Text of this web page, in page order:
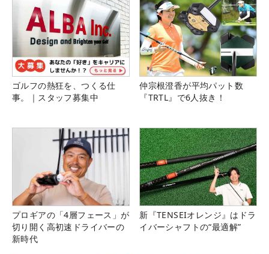
ゴルフの熱狂を、つくる仕
事。｜スタッフ募集中
仲宗根澄香が平均パット数
『TRTL』で6人抜き！
プロギアの「4層フェース」が
切り開く高初速ドライバーの
新時代
新『TENSEIオレンジ』はドラ
イバーシャフトの“最適解”